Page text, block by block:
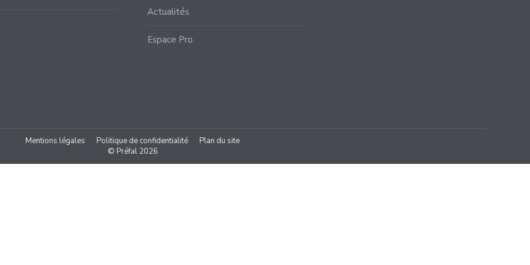
Actualités
Espace Pro
Mentions légales Politique de confidentialité
Plan du site
© Préfal 2026